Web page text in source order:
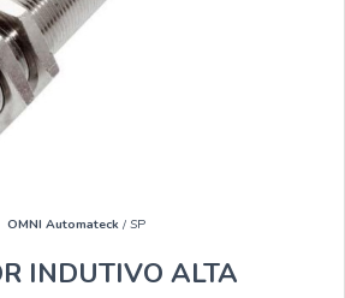
OMNI Automateck/ SP
INDUTIVO ALTA